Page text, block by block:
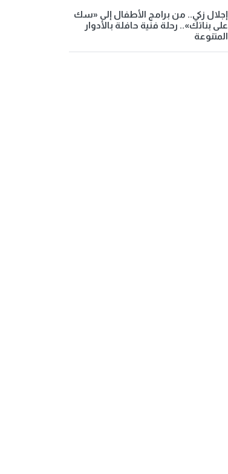
إجلال زكي.. من برامج الأطفال إلى «سك
على بناتك».. رحلة فنية حافلة بالأدوار
المتنوعة